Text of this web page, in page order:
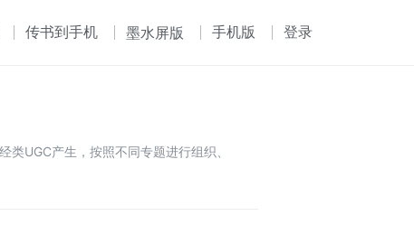
传书到手机 墨水屏版 手机版 登录
类UGC产生，按照不同专题进行组织、